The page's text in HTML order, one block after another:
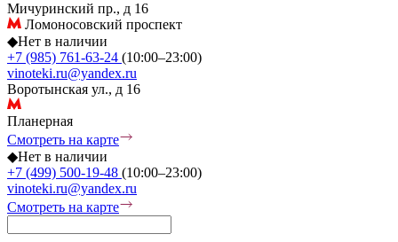
Мичуринский пр., д 16
Ломоносовский проспект
◆Нет в наличии
+7 (985) 761-63-24 (10:00–23:00)
vinoteki.ru@yandex.ru
Воротынская ул., д 16
Планерная
Смотреть на карте
◆Нет в наличии
+7 (499) 500-19-48 (10:00–23:00)
vinoteki.ru@yandex.ru
Смотреть на карте